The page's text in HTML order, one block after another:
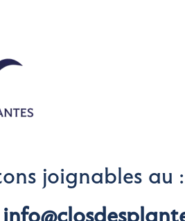
joignables au :